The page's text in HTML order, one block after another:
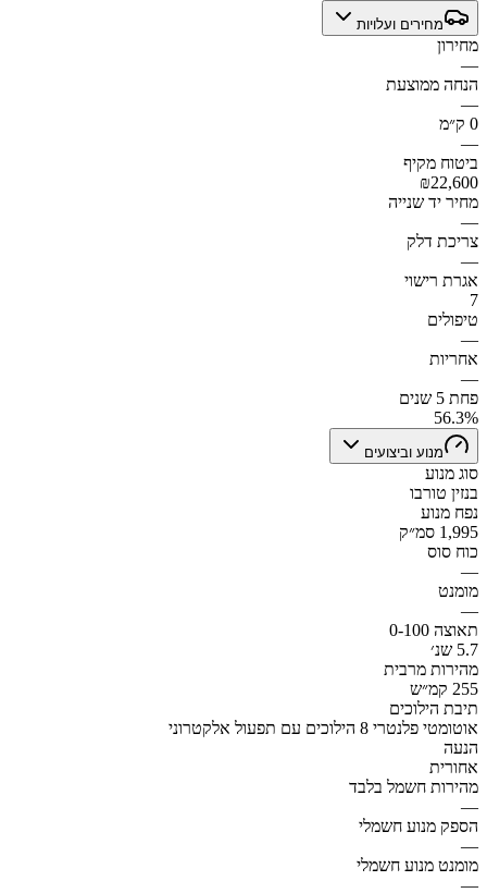
מחירים ועלויות
מחירון
—
הנחה ממוצעת
—
0 ק״מ
—
ביטוח מקיף
₪22,600
מחיר יד שנייה
—
צריכת דלק
—
אגרת רישוי
7
טיפולים
—
אחריות
—
פחת 5 שנים
56.3%
מנוע וביצועים
סוג מנוע
בנזין טורבו
נפח מנוע
1,995 סמ״ק
כוח סוס
—
מומנט
—
תאוצה 0-100
5.7 שנ׳
מהירות מרבית
255 קמ״ש
תיבת הילוכים
אוטומטי פלנטרי 8 הילוכים עם תפעול אלקטרוני
הנעה
אחורית
מהירות חשמל בלבד
—
הספק מנוע חשמלי
—
מומנט מנוע חשמלי
—